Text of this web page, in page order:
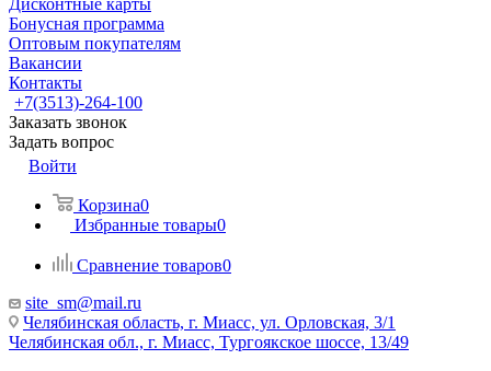
Дисконтные карты
Бонусная программа
Оптовым покупателям
Вакансии
Контакты
+7(3513)-264-100
Заказать звонок
Задать вопрос
Войти
Корзина0
Избранные товары0
Сравнение товаров0
site_sm@mail.ru
Челябинская область, г. Миасс, ул. Орловская, 3/1
Челябинская обл., г. Миасс, Тургоякское шоссе, 13/49